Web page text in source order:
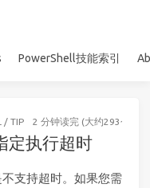
PowerShell技能索引
/ TIP 2 分钟读完 (大约293个字)
定执行超时
支持超时。如果您需